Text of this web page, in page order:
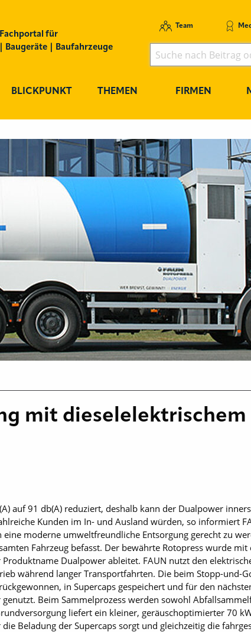
für
Baugeräte | Baufahrzeuge
Team
BLICKPUNKT THEMEN FIRMEN
mit
auf 91 db(A) reduziert, deshalb kann der Dualpower
Kunden im In- und Ausland würden, so informiert
moderne umweltfreundliche Entsorgung gerecht zu
Fahrzeug befasst. Der bewährte Rotopress wurde
Dualpower ableitet. FAUN nutzt den
während langer Transportfahrten. Die beim Stopp-und-
in Supercaps gespeichert und für den
Beim Sammelprozess werden sowohl
liefert ein kleiner, ­geräuschoptimierter 70
Beladung der Supercaps sorgt und gleichzeitig die